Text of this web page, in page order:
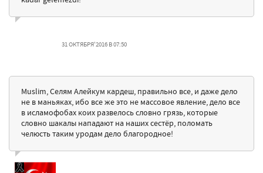
31 ОКТЯБРЯ'2016 В 07:50
Muslim, Селям Алейкум кардеш, правильно все, и даже дело
не в маньяках, ибо все же это не массовое явление, дело все
в исламофобах коих развелось словно грязь, которые
словно шакалы нападают на наших сестёр, поломать
челюсть таким уродам дело благородное!